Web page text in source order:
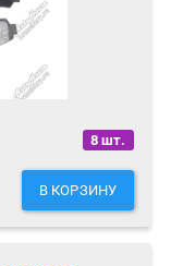
8 шт.
В КОРЗИНУ